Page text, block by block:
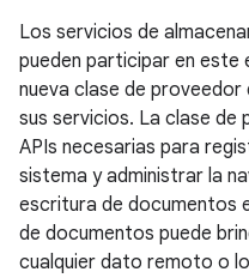
Los servicios de
pueden participar en este
nueva clase de
sus servicios. La clase de
APIs necesarias para
sistema y administrar la
escritura de documentos
de documentos puede
cualquier dato remoto o